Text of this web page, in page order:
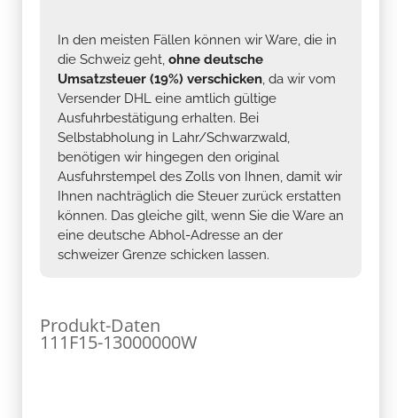
In den meisten Fällen können wir Ware, die in
die Schweiz geht, ohne deutsche
Umsatzsteuer (19%) verschicken, da wir vom
Versender DHL eine amtlich gültige
Ausfuhrbestätigung erhalten. Bei
Selbstabholung in Lahr/Schwarzwald,
benötigen wir hingegen den original
Ausfuhrstempel des Zolls von Ihnen, damit wir
Ihnen nachträglich die Steuer zurück erstatten
können. Das gleiche gilt, wenn Sie die Ware an
eine deutsche Abhol-Adresse an der
schweizer Grenze schicken lassen.
Produkt-Daten
111F15-13000000W